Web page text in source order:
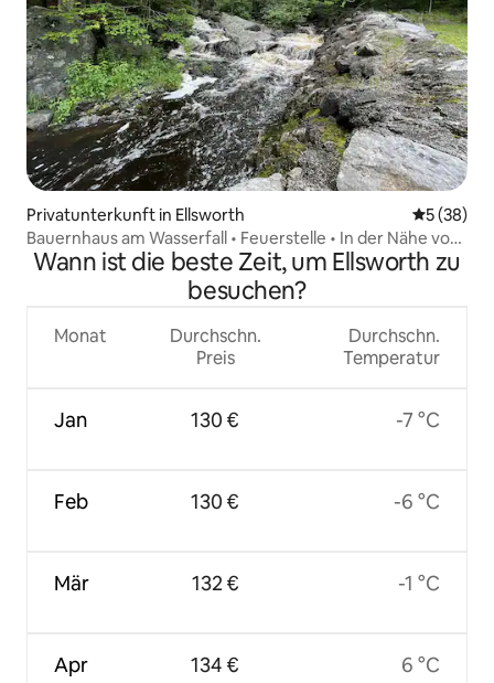
Privatunterkunft in Ellsworth
5 (38)
Bauernhaus am Wasserfall • Feuerstelle • In der Nähe von
Acadia
Wann ist die beste Zeit, um Ellsworth zu
besuchen?
Monat
Jan
Feb
Mär
Apr
Durchschn.
Preis
130 €
130 €
132 €
134 €
Durchschn.
Temperatur
-7 °C
-6 °C
-1 °C
6 °C